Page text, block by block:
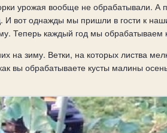
урожая вообще не обрабатывали. А
И вот однажды мы пришли в гости к
Теперь каждый год мы обрабатываем
на зиму. Ветки, на которых листва
вы обрабатываете кусты малины